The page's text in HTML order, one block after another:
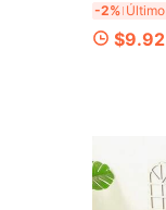
-2%
$9.92